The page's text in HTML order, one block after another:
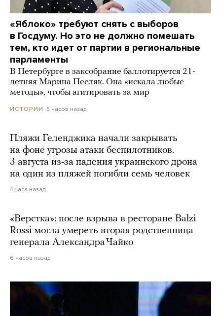
«Яблоко» требуют снять с выборов
в Госдуму. Но это не должно помешать
тем, кто идет от партии в региональные
парламенты
В Петербурге в заксобрание баллотируется 21-
летняя Марина Песляк. Она «искала любые
методы», чтобы агитировать за мир
ИСТОРИИ 5 часов назад
Пляжи Геленджика начали закрывать
на фоне угрозы атаки беспилотников.
3 августа из-за падения украинского дрона
на один из пляжей погибли семь человек
4 часа назад
«Верстка»: после взрыва в ресторане Balzi
Rossi могла умереть вторая родственница
генерала Александра Чайко
6 часов назад